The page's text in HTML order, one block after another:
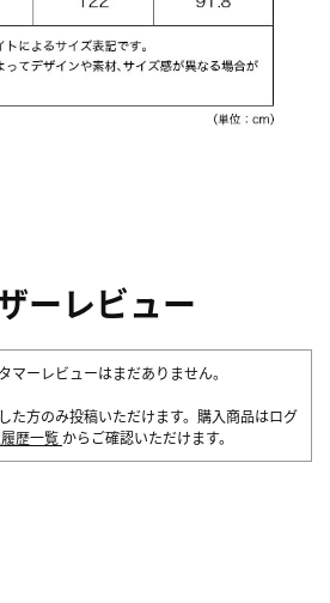
ーレビュー
マーレビューはまだありません。
た方のみ投稿いただけます。購入商品はログ
歴一覧 からご確認いただけます。